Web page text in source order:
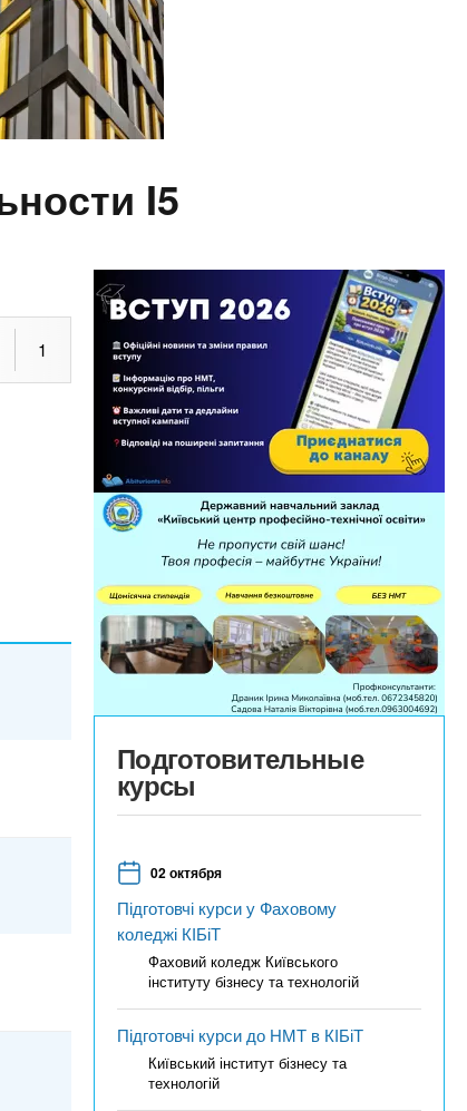
I5
1
Подготовительные
курсы
02 октября
Підготовчі курси у Фаховому
коледжі КІБіТ
Фаховий коледж Київського
інституту бізнесу та технологій
Підготовчі курси до НМТ в КІБіТ
Київський інститут бізнесу та
технологій